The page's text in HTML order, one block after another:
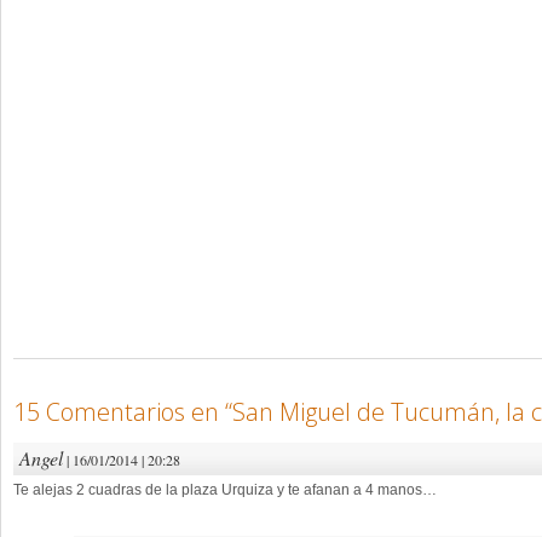
15 Comentarios en “San Miguel de Tucumán, la
Angel| 16/01/2014 | 20:28
Te alejas 2 cuadras de la plaza Urquiza y te afanan a 4 manos…